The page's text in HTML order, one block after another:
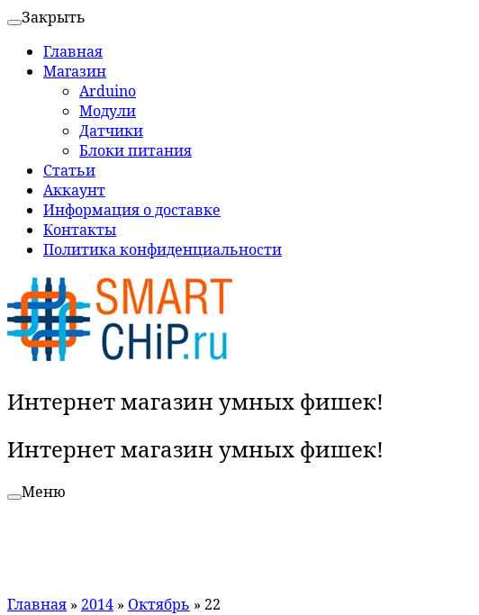
Закрыть
Главная
Магазин
Arduino
Модули
Датчики
Блоки питания
Статьи
Аккаунт
Информация о доставке
Контакты
Политика конфиденциальности
Интернет магазин умных фишек!
Интернет магазин умных фишек!
Меню
Главная » 2014 » Октябрь » 22